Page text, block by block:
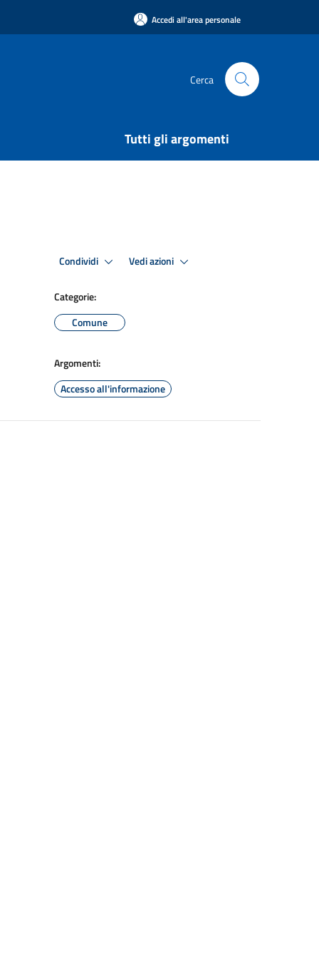
Accedi all'area personale
Cerca
Tutti gli argomenti
Condividi Vedi azioni
Categorie:
Comune
Argomenti:
Accesso all'informazione